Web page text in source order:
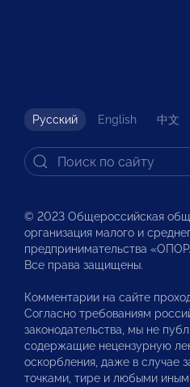
Русский English 中文
© 2023 Общероссийская
организация малого и
предпринимательства
Все права защищены.
Комментарии на сайте
Согласно требованиям
законодательства, мы не
содержащие нецензурную
оскорбления, даже в случае
точками, тире и любыми